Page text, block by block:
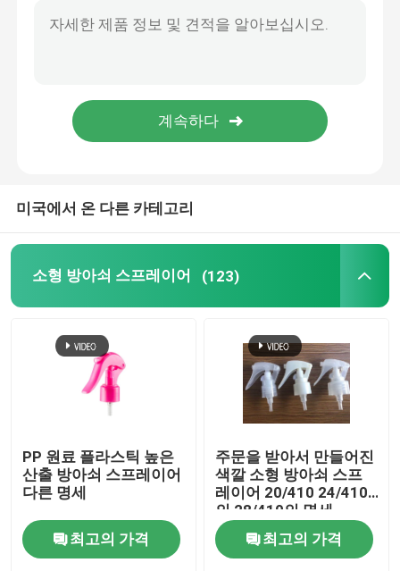
정밀한 안개 스프레이어
입술 광택 튜브
무른 크림 병
아크릴 화장품 병
비어 있는 탈취 스틱
정유 유리병
향기 분무 병
미국에서 온 다른 카테고리
소형 방아쇠 스프레이어 (123)
PP 원료 플라스틱 높은
산출 방아쇠 스프레이어
다른 명세
최고의 가격
주문을 받아서 만들어진
색깔 소형 방아쇠 스프
레이어 20/410 24/410
의 28/410의 명세
최고의 가격